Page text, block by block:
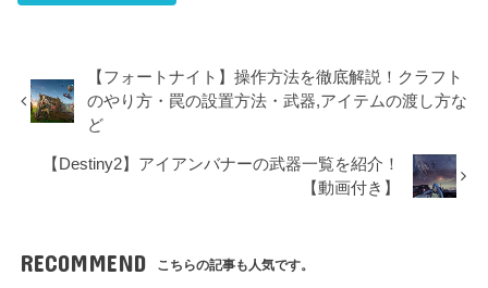
【フォートナイト】操作方法を徹底解説！クラフト
のやり方・罠の設置方法・武器,アイテムの渡し方な
ど
【Destiny2】アイアンバナーの武器一覧を紹介！
【動画付き】
RECOMMEND こちらの記事も人気です。